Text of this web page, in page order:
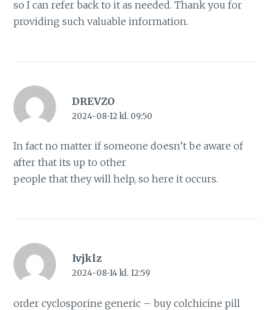
so I can refer back to it as needed. Thank you for
providing such valuable information.
DREVZO
2024-08-12 kl. 09:50
In fact no matter if someone doesn’t be aware of
after that its up to other
people that they will help, so here it occurs.
Ivjklz
2024-08-14 kl. 12:59
order cyclosporine generic –buy colchicine pill